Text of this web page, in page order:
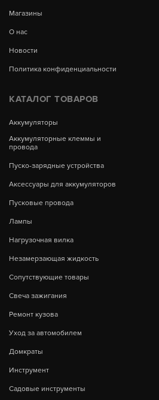
Магазины
О нас
Новости
Политика конфиденциальности
КАТАЛОГ ТОВАРОВ
Аккумуляторы
Аккумуляторные клеммы и
провода
Пуско-зарядные устройства
Аксессуары для аккумуляторов
Пусковые провода
Лампы
Нагрузочная вилка
Незамерзающая жидкость
Сопутствующие товары
Свеча зажигания
Ремонт кузова
Уход за автомобилем
Домкраты
Инструмент
Садовые инструменты